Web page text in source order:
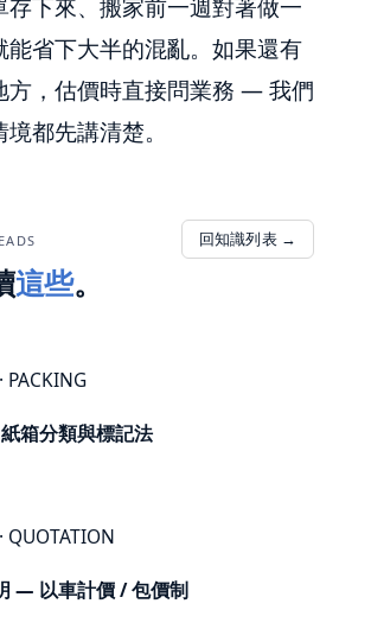
存下來、搬家前一週對著做一
能省下大半的混亂。如果還有
方，估價時直接問業務 — 我們
都先講清楚。
這些。
回知識列表 →
PACKING
箱分類與標記法
QUOTATION
— 以車計價 / 包價制